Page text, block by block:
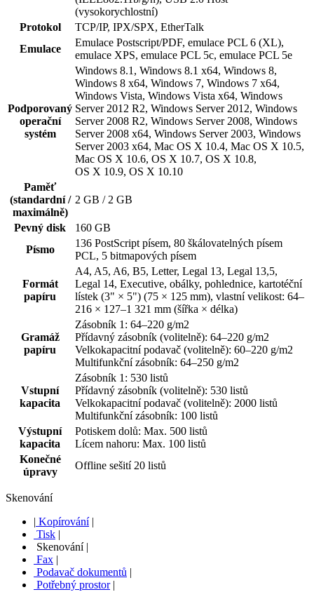
(vysokorychlostní)
Protokol
TCP/IP, IPX/SPX, EtherTalk
Emulace
Emulace Postscript/PDF, emulace PCL 6 (XL),
emulace XPS, emulace PCL 5c, emulace PCL 5e
Podporovaný
operační
systém
Windows 8.1, Windows 8.1 x64, Windows 8,
Windows 8 x64, Windows 7, Windows 7 x64,
Windows Vista, Windows Vista x64, Windows
Server 2012 R2, Windows Server 2012, Windows
Server 2008 R2, Windows Server 2008, Windows
Server 2008 x64, Windows Server 2003, Windows
Server 2003 x64, Mac OS X 10.4, Mac OS X 10.5,
Mac OS X 10.6, OS X 10.7, OS X 10.8,
OS X 10.9, OS X 10.10
Paměť
(standardní /
maximálně)
2 GB / 2 GB
Pevný disk
160 GB
Písmo
136 PostScript písem, 80 škálovatelných písem
PCL, 5 bitmapových písem
Formát
papíru
A4, A5, A6, B5, Letter, Legal 13, Legal 13,5,
Legal 14, Executive, obálky, pohlednice, kartotéční
lístek (3" × 5") (75 × 125 mm), vlastní velikost: 64–
216 × 127–1 321 mm (šířka × délka)
Gramáž
papíru
Zásobník 1: 64–220 g/m2
Přídavný zásobník (volitelně): 64–220 g/m2
Velkokapacitní podavač (volitelně): 60–220 g/m2
Multifunkční zásobník: 64–250 g/m2
Vstupní
kapacita
Zásobník 1: 530 listů
Přídavný zásobník (volitelně): 530 listů
Velkokapacitní podavač (volitelně): 2000 listů
Multifunkční zásobník: 100 listů
Výstupní
kapacita
Potiskem dolů: Max. 500 listů
Lícem nahoru: Max. 100 listů
Konečné
úpravy
Offline sešití 20 listů
Skenování
| Kopírování|
Tisk |
Skenování|
Fax |
Podavač dokumentů |
Potřebný prostor|